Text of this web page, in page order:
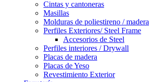
Cintas y cantoneras
Masillas
Molduras de poliestireno / madera
Perfiles Exteriores/ Steel Frame
Accesorios de Steel
Perfiles interiores / Drywall
Placas de madera
Placas de Yeso
Revestimiento Exterior